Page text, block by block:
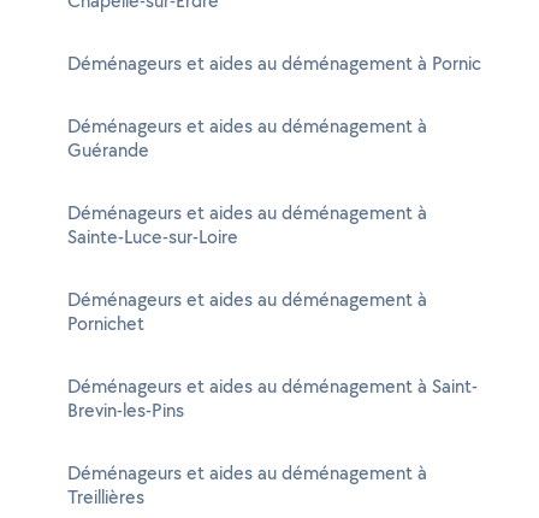
Déménageurs et aides au déménagement à Pornic
Déménageurs et aides au déménagement à
Guérande
Déménageurs et aides au déménagement à
Sainte-Luce-sur-Loire
Déménageurs et aides au déménagement à
Pornichet
Déménageurs et aides au déménagement à Saint-
Brevin-les-Pins
Déménageurs et aides au déménagement à
Treillières